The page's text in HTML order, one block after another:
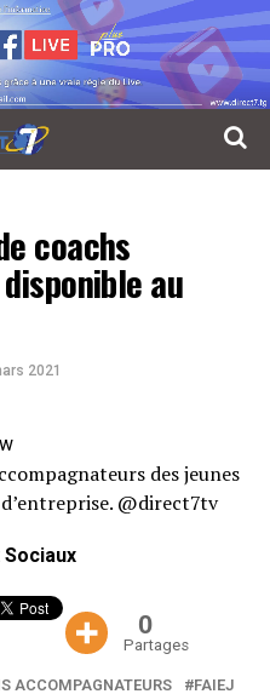
coachs
au
2021
des jeunes
@direct7tv
Sociaux
0
Partages
ACCOMPAGNATEURS
FAIEJ